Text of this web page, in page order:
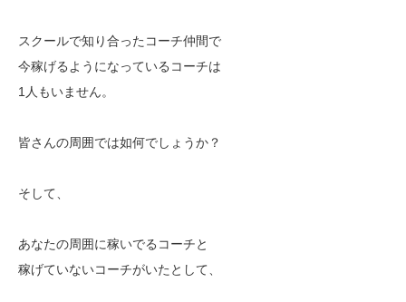
スクールで知り合ったコーチ仲間で
今稼げるようになっているコーチは
1人もいません。
皆さんの周囲では如何でしょうか？
そして、
あなたの周囲に稼いでるコーチと
稼げていないコーチがいたとして、